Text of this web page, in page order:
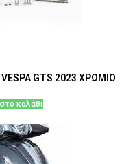
GTS 2023 ΧΡΩΜΙΟ
καλάθι